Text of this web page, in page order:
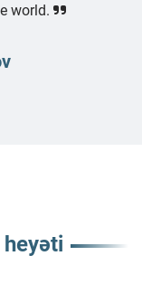
world.